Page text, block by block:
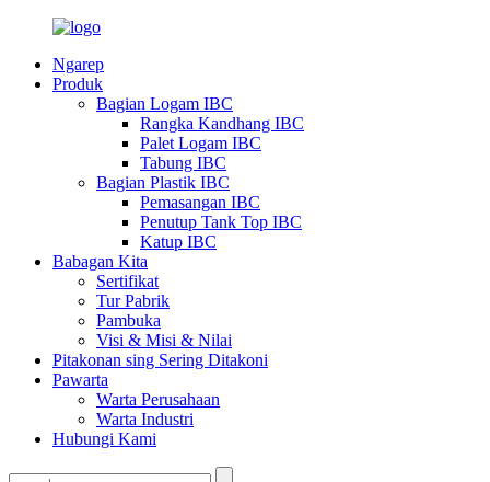
Ngarep
Produk
Bagian Logam IBC
Rangka Kandhang IBC
Palet Logam IBC
Tabung IBC
Bagian Plastik IBC
Pemasangan IBC
Penutup Tank Top IBC
Katup IBC
Babagan Kita
Sertifikat
Tur Pabrik
Pambuka
Visi & Misi & Nilai
Pitakonan sing Sering Ditakoni
Pawarta
Warta Perusahaan
Warta Industri
Hubungi Kami